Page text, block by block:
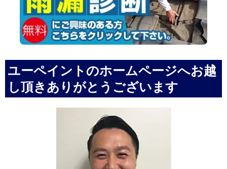
ユーペイントのホームページへお越
し頂きありがとうございます